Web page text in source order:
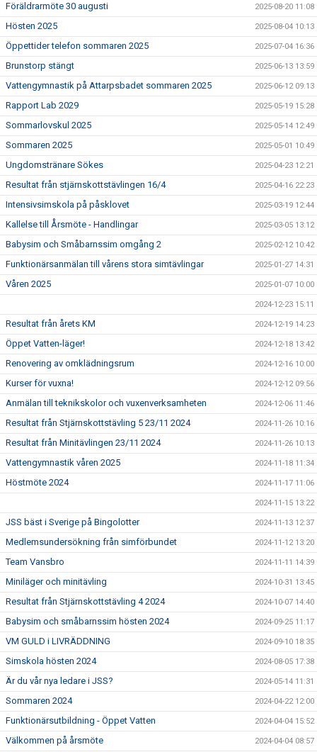
Föräldrarmöte 30 augusti 2025-08-20 11:08
Hösten 2025 2025-08-04 10:13
Öppettider telefon sommaren 2025 2025-07-04 16:36
Brunstorp stängt 2025-06-13 13:59
Vattengymnastik på Attarpsbadet sommaren 2025 2025-06-12 09:13
Rapport Lab 2029 2025-05-19 15:28
Sommarlovskul 2025 2025-05-14 12:49
Sommaren 2025 2025-05-01 10:49
Ungdomstränare Sökes 2025-04-23 12:21
Resultat från stjärnskottstävlingen 16/4 2025-04-16 22:23
Intensivsimskola på påsklovet 2025-03-19 12:44
Kallelse till Årsmöte - Handlingar 2025-03-05 13:12
Babysim och Småbarnssim omgång 2 2025-02-12 10:42
Funktionärsanmälan till vårens stora simtävlingar 2025-01-27 14:31
Våren 2025 2025-01-07 10:00
2024-12-23 15:11
Resultat från årets KM 2024-12-19 14:23
Öppet Vatten-läger! 2024-12-18 13:42
Renovering av omklädningsrum 2024-12-16 10:00
Kurser för vuxna! 2024-12-12 09:56
Anmälan till teknikskolor och vuxenverksamheten 2024-12-06 11:46
Resultat från Stjärnskottstävling 5 23/11 2024 2024-11-26 10:16
Resultat från Minitävlingen 23/11 2024 2024-11-26 10:13
Vattengymnastik våren 2025 2024-11-18 11:34
Höstmöte 2024 2024-11-17 11:06
2024-11-15 13:22
JSS bäst i Sverige på Bingolotter 2024-11-13 12:37
Medlemsundersökning från simförbundet 2024-11-12 13:20
Team Vansbro 2024-11-11 14:39
Miniläger och minitävling 2024-10-31 13:45
Resultat från Stjärnskottstävling 4 2024 2024-10-07 14:40
Babysim och småbarnssim hösten 2024 2024-09-25 11:17
VM GULD i LIVRÄDDNING 2024-09-10 18:35
Simskola hösten 2024 2024-08-05 17:38
Är du vår nya ledare i JSS? 2024-05-14 11:31
Sommaren 2024 2024-04-22 12:00
Funktionärsutbildning - Öppet Vatten 2024-04-04 15:52
Välkommen på årsmöte 2024-04-04 08:57